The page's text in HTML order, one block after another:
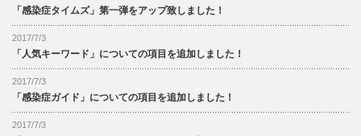
「感染症タイムズ」第一弾をアップ致しました！
2017/7/3
「人気キーワード」についての項目を追加しました！
2017/7/3
「感染症ガイド」についての項目を追加しました！
2017/7/3